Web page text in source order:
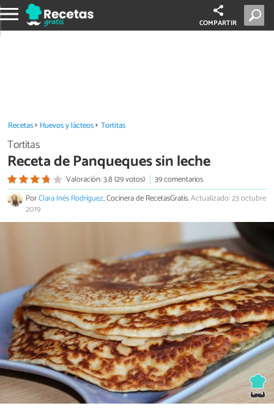
COMPARTIR
Recetas Huevos y lácteos Tortitas
Tortitas
Receta de Panqueques sin leche
Valoración: 3.8 (29 votos)
39 comentarios
PorClara Inés Rodríguez, Cocinera de RecetasGratis.Actualizado: 23 octubre
2019